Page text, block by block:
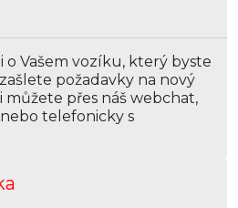
o Vašem vozíku, který byste
požadavky na nový
můžete přes náš webchat,
telefonicky s